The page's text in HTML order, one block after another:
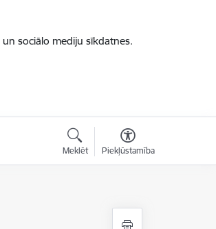
sociālo mediju sīkdatnes.
Meklēt Piekļūstamība